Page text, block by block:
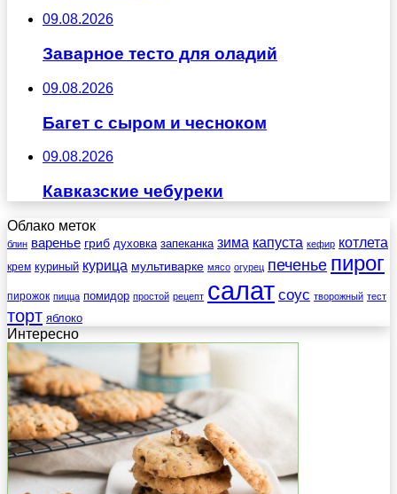
09.08.2026
Заварное тесто для оладий
09.08.2026
Багет с сыром и чесноком
09.08.2026
Кавказские чебуреки
Облако меток
блин варенье гриб духовка запеканка зима капуста кефир котлета
крем куриный курица мультиварке мясо огурец печенье пирог
пирожок пицца помидор простой рецепт салат соус творожный тест
торт яблоко
Интересно